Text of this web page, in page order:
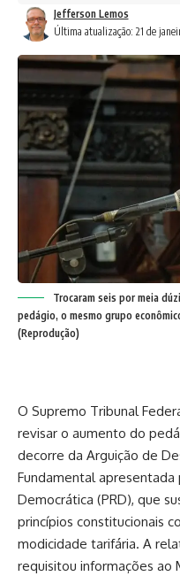
Última atualização: 21 de
Jefferson Lemos
Trocaram seis por meia
pedágio, o mesmo grupo
(Reprodução)
O Supremo Tribunal
revisar o aumento do
decorre da Arguição de
Fundamental
Democrática (PRD), que
princípios constitucionais
modicidade tarifária. A
requisitou informações ao